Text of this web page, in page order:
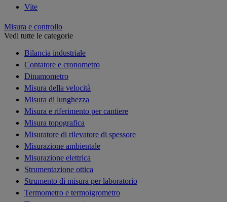
Vite
Misura e controllo
Vedi tutte le categorie
Bilancia industriale
Contatore e cronometro
Dinamometro
Misura della velocità
Misura di lunghezza
Misura e riferimento per cantiere
Misura topografica
Misuratore di rilevatore di spessore
Misurazione ambientale
Misurazione elettrica
Strumentazione ottica
Strumento di misura per laboratorio
Termometro e termoigrometro